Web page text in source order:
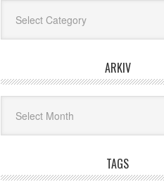
ARKIV
TAGS